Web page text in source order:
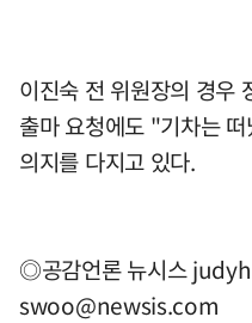
이진숙 전 위원장의 경우
출마 요청에도 "기차는
의지를 다지고 있다.
◎공감언론 뉴시스
swoo@newsis.com